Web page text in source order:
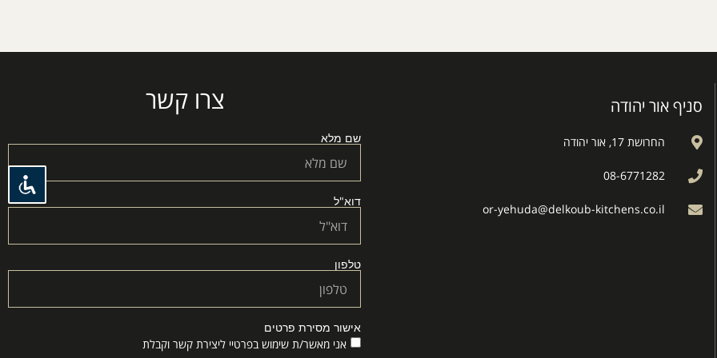
סניף אור יהודה
החרושת 17, אור יהודה
08-6771282
or-yehuda@delkoub-kitchens.co.il
צרו קשר
שם מלא
דוא"ל
טלפון
אישור מסירת פרטים
אני מאשר/ת שימוש בפרטיי ליצירת קשר וקבלת